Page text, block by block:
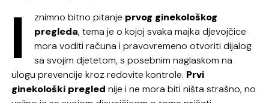
I znimno bitno pitanje prvog ginekološkog
pregleda, tema je o kojoj svaka majka djevojčice
mora voditi računa i pravovremeno otvoriti dijalog
sa svojim djetetom, s posebnim naglaskom na
ulogu prevencije kroz redovite kontrole. Prvi
ginekološki pregled nije i ne mora biti ništa strašno, no